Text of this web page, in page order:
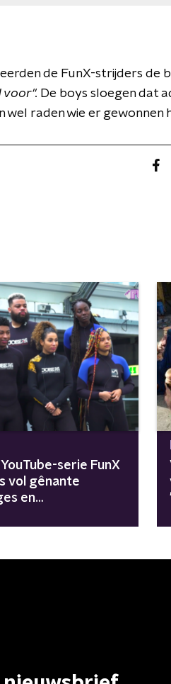
de FunX-strijders de
voor". De boys sloegen dat
wel raden wie er gewonnen
serie FunX
vol gênante
en